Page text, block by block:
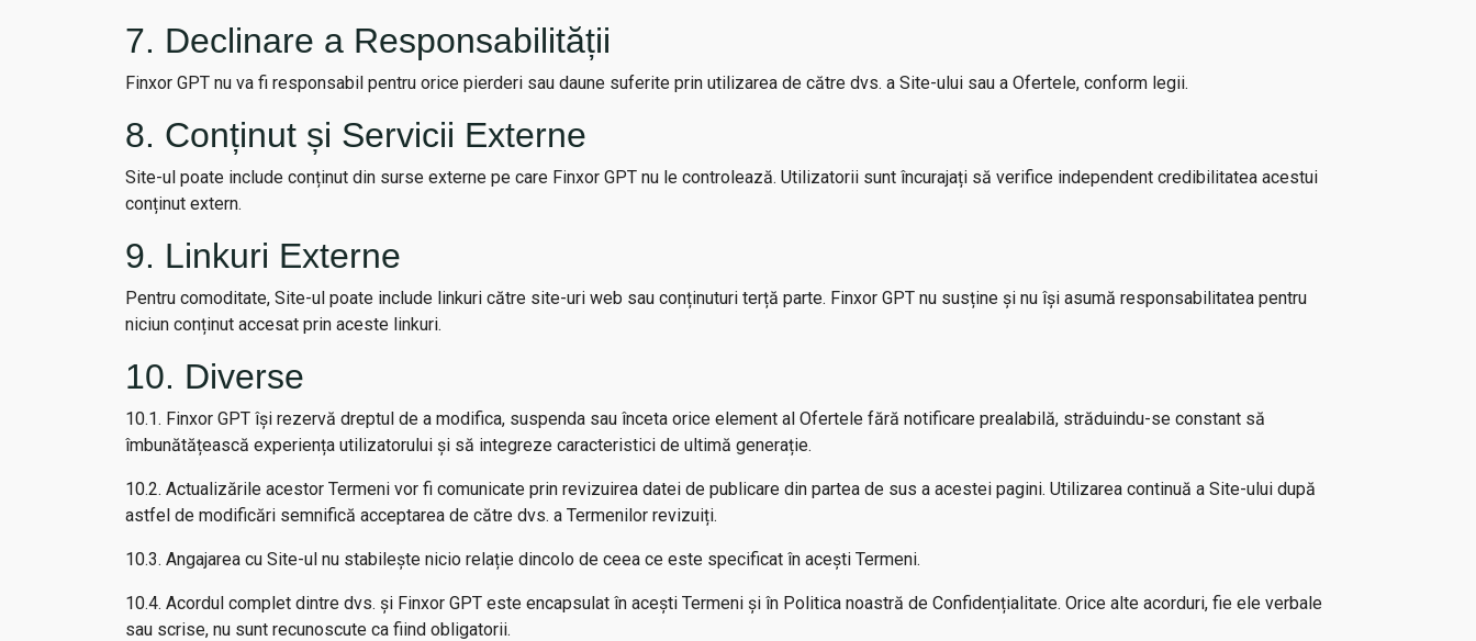
7. Declinare a Responsabilității
Finxor GPT nu va fi responsabil pentru orice pierderi sau daune suferite prin utilizarea de către dvs. a Site-ului sau a Ofertele, conform legii.
8. Conținut și Servicii Externe
Site-ul poate include conținut din surse externe pe care Finxor GPT nu le controlează. Utilizatorii sunt încurajați să verifice independent credibilitatea acestui
conținut extern.
9. Linkuri Externe
Pentru comoditate, Site-ul poate include linkuri către site-uri web sau conținuturi terță parte. Finxor GPT nu susține și nu își asumă responsabilitatea pentru
niciun conținut accesat prin aceste linkuri.
10. Diverse
10.1. Finxor GPT își rezervă dreptul de a modifica, suspenda sau înceta orice element al Ofertele fără notificare prealabilă, străduindu-se constant să
îmbunătățească experiența utilizatorului și să integreze caracteristici de ultimă generație.
10.2. Actualizările acestor Termeni vor fi comunicate prin revizuirea datei de publicare din partea de sus a acestei pagini. Utilizarea continuă a Site-ului după
astfel de modificări semnifică acceptarea de către dvs. a Termenilor revizuiți.
10.3. Angajarea cu Site-ul nu stabilește nicio relație dincolo de ceea ce este specificat în acești Termeni.
10.4. Acordul complet dintre dvs. și Finxor GPT este encapsulat în acești Termeni și în Politica noastră de Confidențialitate. Orice alte acorduri, fie ele verbale
sau scrise, nu sunt recunoscute ca fiind obligatorii.